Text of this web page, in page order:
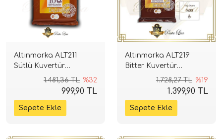
Altınmarka ALT211
Sütlü Kuvertür
Çikolata 2,5kg
1.481,36 TL %32
999,90 TL
Altınmarka ALT219
Bitter Kuvertür
Çikolata 2,5kg (%53)
1.728,27 TL %19
1.399,90 TL